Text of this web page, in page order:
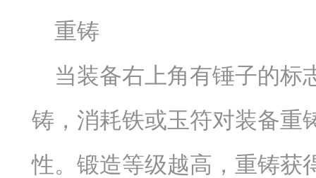
重铸
当装备右上角有锤子的标
铸，消耗铁或玉符对装备重
性。锻造等级越高，重铸获